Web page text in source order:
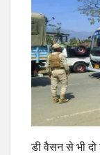
डी वैसन से भी दो